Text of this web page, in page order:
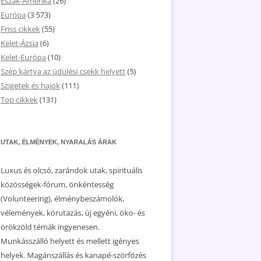
Európa (3 573)
Friss cikkek(55)
Kelet-Ázsia (6)
Kelet-Európa (10)
Szép kártya az üdülési csekk helyett(5)
Szigetek és hajok(111)
Top cikkek(131)
UTAK, ÉLMÉNYEK, NYARALÁS ÁRAK
Luxus és olcsó, zarándok utak, spirituális
közösségek-fórum, önkéntesség
(Volunteering), élménybeszámolók,
vélemények, körutazás, új egyéni, öko- és
örökzöld témák ingyenesen.
Munkásszálló helyett és mellett igényes
helyek. Magánszállás és kanapé-szörfözés